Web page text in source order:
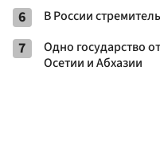
6 В России
7
Одно государство
Осетии и Абхазии